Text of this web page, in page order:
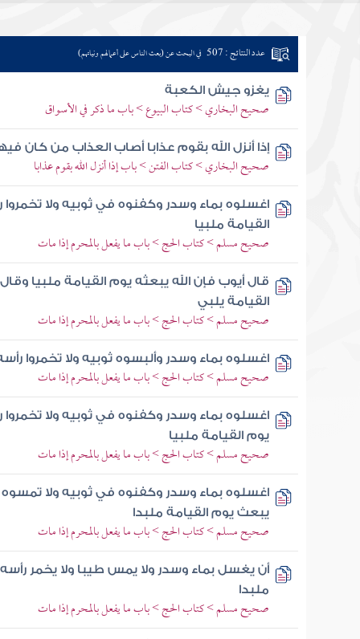
عدد النتائج : 507 في البحث عن (بعث الناس على أعمالهم ونياتهم)
يغزو جيش الكعبة
صحيح البخاري > كتاب البيوع > باب ما ذكر في الأسواق
إذا أنزل الله بقوم عذابا أصاب العذاب من كان
صحيح البخاري > كتاب الفتن > باب إذا أنزل الله بقوم عذابا
اغسلوه بماء وسدر وكفنوه في ثوبيه ولا تخمروا
القيامة ملبيا
صحيح مسلم > كتاب الحج > باب ما يفعل بالمحرم إذا مات
قال أيوب فإن الله يبعثه يوم القيامة ملبيا
القيامة يلبي
صحيح مسلم > كتاب الحج > باب ما يفعل بالمحرم إذا مات
اغسلوه بماء وسدر وألبسوه ثوبيه ولا تخمروا
صحيح مسلم > كتاب الحج > باب ما يفعل بالمحرم إذا مات
اغسلوه بماء وسدر وكفنوه في ثوبيه ولا
يوم القيامة ملبيا
صحيح مسلم > كتاب الحج > باب ما يفعل بالمحرم إذا مات
اغسلوه بماء وسدر وكفنوه في ثوبيه ولا تمسوه
يبعث يوم القيامة ملبدا
صحيح مسلم > كتاب الحج > باب ما يفعل بالمحرم إذا مات
أن يغسل بماء وسدر ولا يمس طيبا ولا يخمر
ملبدا
صحيح مسلم > كتاب الحج > باب ما يفعل بالمحرم إذا مات